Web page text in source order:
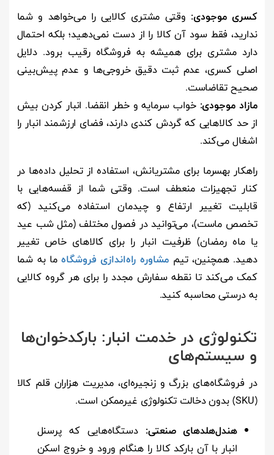
کسری موجودی: وقتی مشتری کالایی را می‌خواهد و شما
ندارید، فقط سود آن کالا را از دست نمی‌دهید؛ بلکه احتمال
دارد مشتری برای همیشه به فروشگاه رقیب برود. دلایل
اصلی کسری، عدم ثبت دقیق خروجی‌ها و عدم پیش‌بینی
صحیح تقاضاست.
مازاد موجودی: خواب سرمایه و خطر انقضا. انبار کردن بیش
از حد کالاهایی که گردش کندی دارند، فضای ارزشمند انبار را
اشغال می‌کند.
راهکار بهسرما برای مشتریانش، استفاده از تحلیل داده‌ها در
کنار تجهیزات منعطف است. وقتی شما از قفسه‌هایی با
قابلیت تغییر ارتفاع و چیدمان استفاده می‌کنید (که
تخصص ماست)، می‌توانید در فصول مختلف (مثل شب عید
یا ماه رمضان) ظرفیت انبار را برای کالاهای خاص تغییر
دهید. همچنین، تیم مشاوره راه‌اندازی فروشگاهما به شما
کمک می‌کند تا نقطه سفارش مجدد را برای هر گروه کالایی
به درستی محاسبه کنید.
تکنولوژی در خدمت انبار: بارکدخوان‌ها
و سیستم‌های
در فروشگاه‌های بزرگ و زنجیره‌ای، مدیریت هزاران قلم کالا
(SKU) بدون دخالت تکنولوژی غیرممکن است.
هندل‌هلدهای صنعتی: دستگاه‌هایی که پرسنل
انبار با آن بارکد کالا را هنگام ورود و خروج اسکن